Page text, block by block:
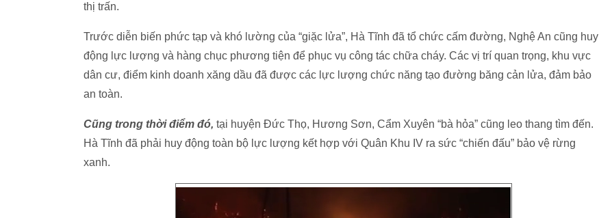
thị trấn.
Trước diễn biến phức tạp và khó lường của “giặc lửa”, Hà Tĩnh đã tổ chức cấm đường, Nghệ An cũng huy
động lực lượng và hàng chục phương tiện để phục vụ công tác chữa cháy. Các vị trí quan trọng, khu vực
dân cư, điểm kinh doanh xăng dầu đã được các lực lượng chức năng tạo đường băng cản lửa, đảm bảo
an toàn.
Cũng trong thời điểm đó, tại huyện Đức Thọ, Hương Sơn, Cẩm Xuyên “bà hỏa” cũng leo thang tìm đến.
Hà Tĩnh đã phải huy động toàn bộ lực lượng kết hợp với Quân Khu IV ra sức “chiến đấu” bảo vệ rừng
xanh.